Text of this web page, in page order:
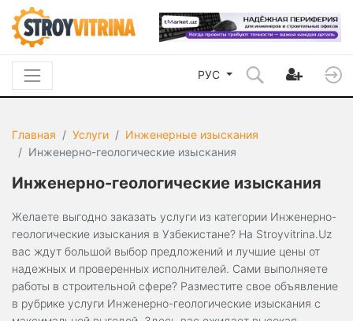
РУС
Главная Услуги
Инженерные изыскания
Инженерно-геологические изыскания
Инженерно-геологические изыскания
Желаете выгодно заказать услуги из категории Инженерно-
геологические изыскания в Узбекистане? На Stroyvitrina.Uz
вас ждут большой выбор предложений и лучшие цены от
надежных и проверенных исполнителей. Сами выполняете
работы в строительной сфере? Разместите свое объявление
в рубрике услуги Инженерно-геологические изыскания с